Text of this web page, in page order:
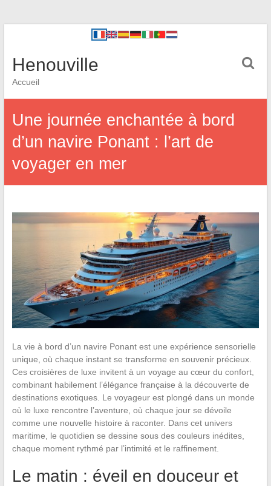
Henouville
Accueil
Une journée enchantée à bord
d’un navire Ponant : l’art de
voyager en mer
La vie à bord d’un navire Ponant est une expérience sensorielle
unique, où chaque instant se transforme en souvenir précieux.
Ces croisières de luxe invitent à un voyage au cœur du confort,
combinant habilement l’élégance française à la découverte de
destinations exotiques. Le voyageur est plongé dans un monde
où le luxe rencontre l’aventure, où chaque jour se dévoile
comme une nouvelle histoire à raconter. Dans cet univers
maritime, le quotidien se dessine sous des couleurs inédites,
chaque moment rythmé par l’intimité et le raffinement.
Le matin : éveil en douceur et